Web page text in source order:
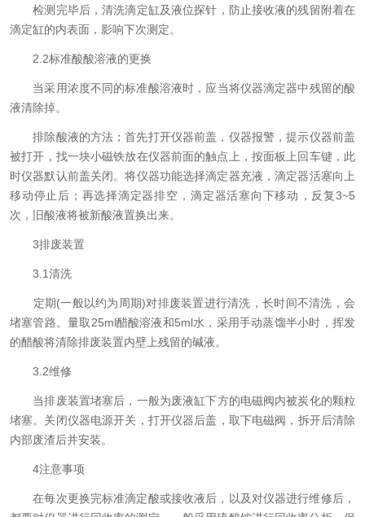
检测完毕后，清洗滴定缸及液位探针，防止接收液的残留附着在
滴定缸的内表面，影响下次测定。
2.2标准酸酸溶液的更换
当采用浓度不同的标准酸溶液时，应当将仪器滴定器中残留的酸
液清除掉。
排除酸液的方法；首先打开仪器前盖，仪器报警，提示仪器前盖
被打开，找一块小磁铁放在仪器前面的触点上，按面板上回车键，此
时仪器默认前盖关闭。将仪器功能选择滴定器充液，滴定器活塞向上
移动停止后；再选择滴定器排空，滴定器活塞向下移动，反复3~5
次，旧酸液将被新酸液置换出来。
3排废装置
3.1清洗
定期(一般以约为周期)对排废装置进行清洗，长时间不清洗，会
堵塞管路。量取25ml醋酸溶液和5ml水，采用手动蒸馏半小时，挥发
的醋酸将清除排废装置内壁上残留的碱液。
3.2维修
当排废装置堵塞后，一般为废液缸下方的电磁阀内被炭化的颗粒
堵塞。关闭仪器电源开关，打开仪器后盖，取下电磁阀，拆开后清除
内部废渣后并安装。
4注意事项
在每次更换完标准滴定酸或接收液后，以及对仪器进行维修后，